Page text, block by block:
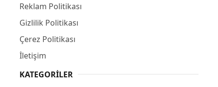
Reklam Politikası
Gizlilik Politikası
Çerez Politikası
İletişim
KATEGORILER